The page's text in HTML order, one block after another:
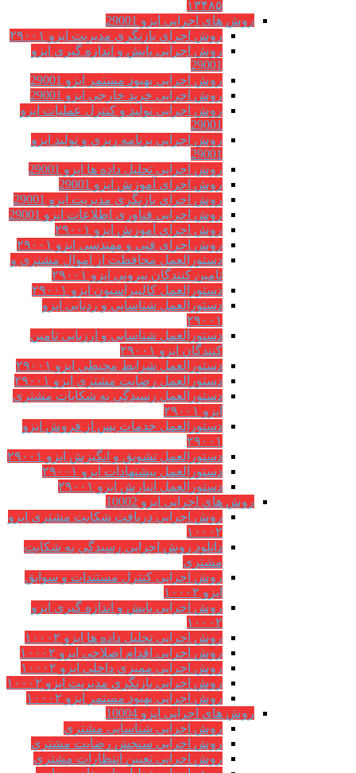
۱۳۴۸۵
روش های اجرایی ایزو 29001
روش اجرای بازنگری مدیریت ایزو ۲۹۰۰۱
روش اجرایی پایش و اندازه گیری ایزو
29001
روش اجرایی بهبود مستمر ایزو 29001
روش اجرایی خرید خارجی ایزو 29001
روش اجرایی تولید و کنترل عملیات ایزو
29001
روش اجرایی برنامه ریزی و تولید ایزو
29001
روش اجرایی تحلیل داده ها ایزو 29001
روش اجرای آموزش ایزو 29001
روش اجرای بازنگری مدیریت ایزو 29001
روش اجرایی فناوری اطلاعات ایزو 29001
روش اجرای آموزش ایزو ۲۹۰۰۱
روش اجرای فنی و مهندسی ایزو ۲۹۰۰۱
دستورالعمل محافظت از اموال مشتری و
تامین کنندگان بیرونی ایزو ۲۹۰۰۱
دستورالعمل کالیبراسیون ایزو ۲۹۰۰۱
دستورالعمل شناسایی و ردیابی ایزو
۲۹۰۰۱
دستورالعمل شناسایی و ارزیابی تامین
کنندگان ایزو ۲۹۰۰۱
دستورالعمل شرایط محیطی ایزو ۲۹۰۰۱
دستورالعمل رضایت مشتری ایزو ۲۹۰۰۱
دستورالعمل رسیدگی به شکایات مشتری
ایزو ۲۹۰۰۱
دستورالعمل خدمات پس از فروش ایزو
۲۹۰۰۱
دستورالعمل تشویق و انگیزش ایزو ۲۹۰۰۱
دستورالعمل پیشنهادات ایزو ۲۹۰۰۱
دستورالعمل انبارش ایزو ۲۹۰۰۱
روش های اجرایی ایزو 10002
روش اجرایی دریافت شکایت مشتری ایزو
۱۰۰۰۲
دانلود روش اجرایی رسیدگی به شکایت
مشتری
روش اجرایی کنترل مستندات و سوابق
ایزو ۱۰۰۰۲
روش اجرایی پایش و اندازه گیری ایزو
۱۰۰۰۲
روش اجرایی تحلیل داده ها ایزو ۱۰۰۰۲
روش اجرایی اقدام اصلاحی ایزو ۱۰۰۰۲
روش اجرایی ممیزی داخلی ایزو ۱۰۰۰۲
روش اجرایی بازنگری مدیریت ایزو ۱۰۰۰۲
روش اجرایی بهبود مستمر ایزو ۱۰۰۰۲
روش های اجرایی ایزو 10004
روش اجرایی شناسایی مشتري
روش اجرایی سنجش رضایت مشتري
روش اجرایی تعیین انتظارات مشتري